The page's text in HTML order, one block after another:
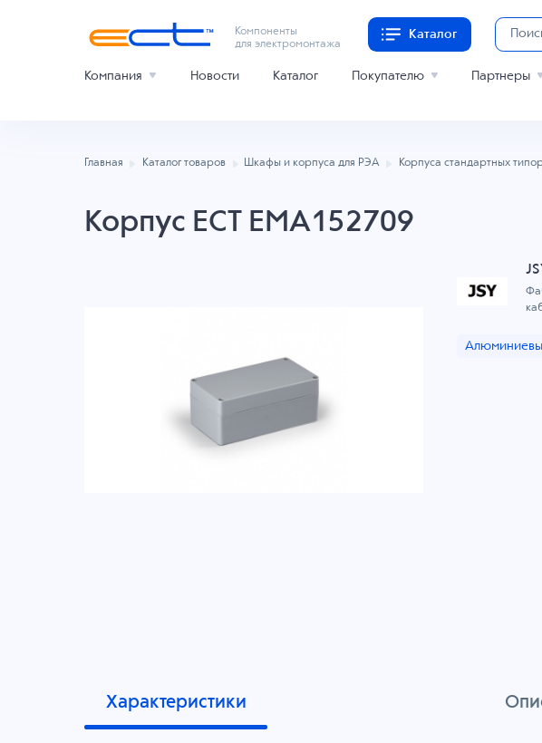
Компоненты
для электромонтажа
Каталог
Компания Новости Каталог Покупателю Партнеры
Главная Каталог товаров Шкафы и корпуса для РЭА Корпуса стандартных
Корпус ECT EMA152709
Характеристики